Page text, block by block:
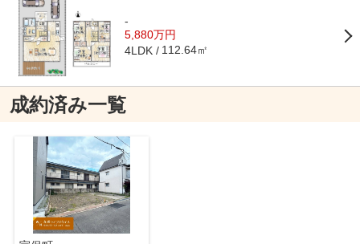
-
5,880万円
4LDK 112.64㎡
成約済み一覧